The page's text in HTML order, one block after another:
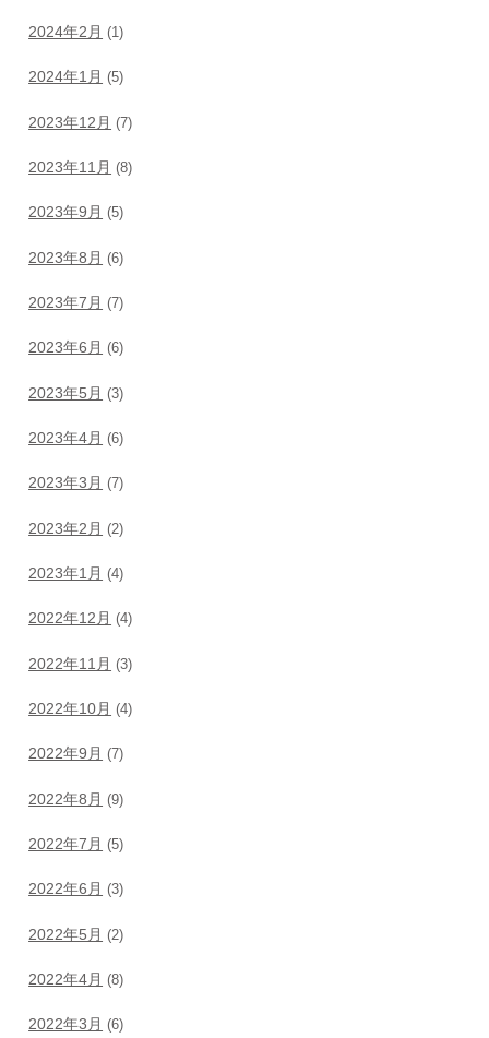
2024年2月 (1)
2024年1月 (5)
2023年12月 (7)
2023年11月 (8)
2023年9月 (5)
2023年8月 (6)
2023年7月 (7)
2023年6月 (6)
2023年5月 (3)
2023年4月 (6)
2023年3月 (7)
2023年2月 (2)
2023年1月 (4)
2022年12月 (4)
2022年11月 (3)
2022年10月 (4)
2022年9月 (7)
2022年8月 (9)
2022年7月 (5)
2022年6月 (3)
2022年5月 (2)
2022年4月 (8)
2022年3月 (6)